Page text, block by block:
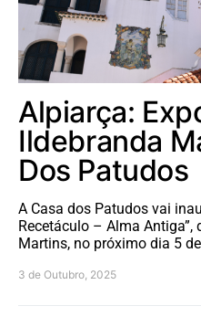
Alpiarça:
Ildebranda
Dos Patudos
A Casa dos Patudos vai
Recetáculo – Alma Antiga”,
Martins, no próximo dia 5
3 de Outubro, 2025